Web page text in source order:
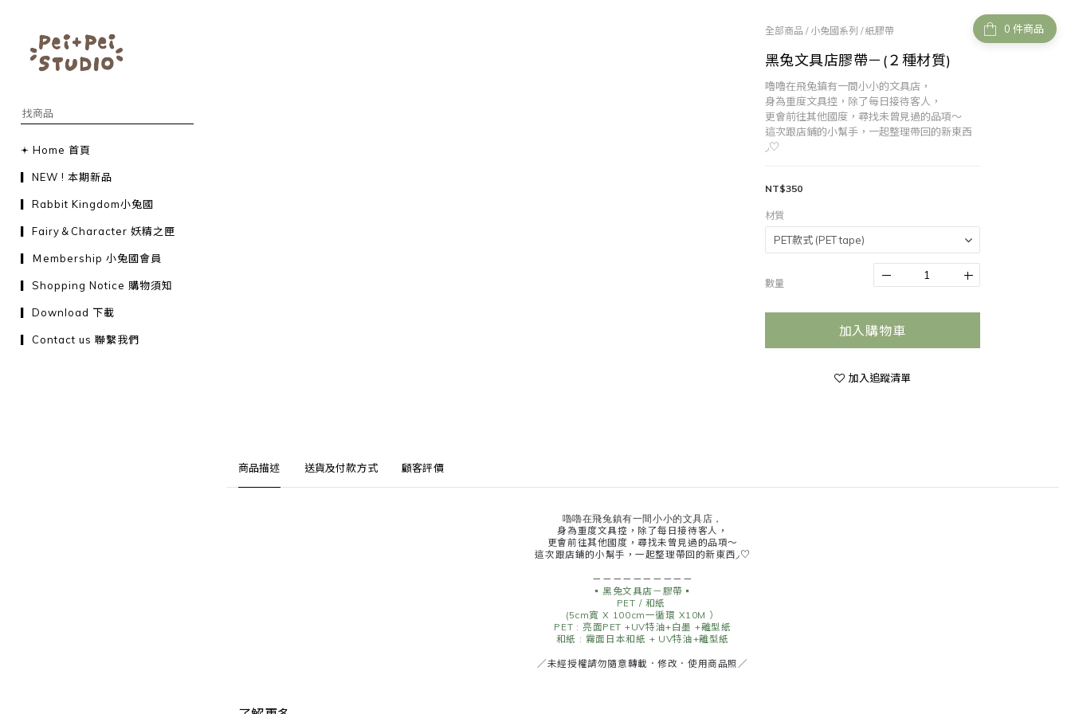
𖥔 Home 首頁
▎NEW ! 本期新品
▎Rabbit Kingdom小兔國
▎Fairy＆Character 妖精之匣
▎Ｍembership 小兔國會員
▎Shopping Notice 購物須知
▎Download 下載
▎Contact us 聯繫我們
件商品
全部商品 / 小兔國系列 /紙膠帶
黑兔文具店膠帶－(２種材質)
嚕嚕在飛兔鎮有一間小小的文具店，
身為重度文具控，除了每日接待客人，
更會前往其他國度，尋找未曾見過的品項～
這次跟店鋪的小幫手，一起整理帶回的新東西
◞♡
NT$350
材質
數量
加入購物車
加入追蹤清單
商品描述 送貨及付款方式 顧客評價
嚕嚕在飛兔鎮有一間小小的文具店，
身為重度文具控，除了每日接待客人，
更會前往其他國度，尋找未曾見過的品項～
這次跟店鋪的小幫手，一起整理帶回的新東西◞♡
－－－－－－－－－－
▪️黑兔文具店－膠帶▪️
PET / 和紙
(5cm寬 X 100cm一循環 X10M ）
PET : 亮面PET +UV特油+白墨 +離型紙
和紙 : 霧面日本和紙 + UV特油+離型紙
／未經授權請勿隨意轉載．修改．使用商品照／